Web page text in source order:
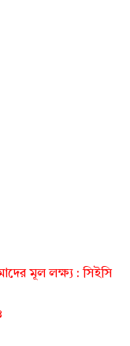
মূল লক্ষ্য : সিইসি